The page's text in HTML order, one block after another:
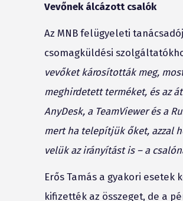
Vevőnek álcázott csalók
Az MNB felügyeleti
csomagküldési
vevőket károsították meg,
meghirdetett terméket, és az
AnyDesk, a TeamViewer és a
mert ha telepítjük őket, azzal
velük az irányítást is – a
Erős Tamás a gyakori
kifizették az összeget, de a